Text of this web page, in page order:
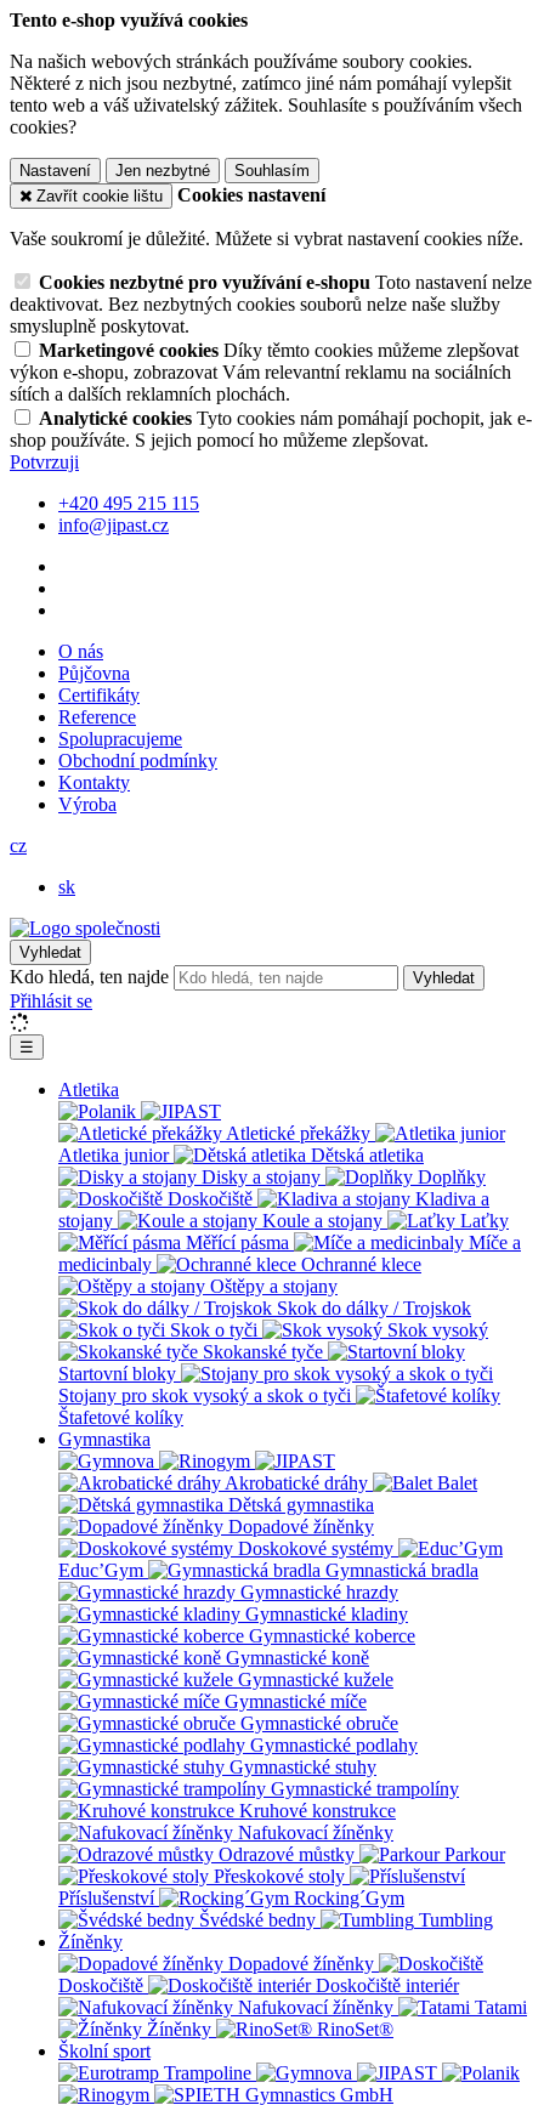
Tento e-shop využívá cookies
Na našich webových stránkách používáme soubory cookies.
Některé z nich jsou nezbytné, zatímco jiné nám pomáhají vylepšit
tento web a váš uživatelský zážitek. Souhlasíte s používáním všech
cookies?
Nastavení Jen nezbytné
Souhlasím
Zavřít cookie lištu
Cookies nastavení
Vaše soukromí je důležité. Můžete si vybrat nastavení cookies níže.
Cookies nezbytné pro využívání e-shopu Toto nastavení nelze
deaktivovat. Bez nezbytných cookies souborů nelze naše služby
smysluplně poskytovat.
Marketingové cookies Díky těmto cookies můžeme zlepšovat
výkon e-shopu, zobrazovat Vám relevantní reklamu na sociálních
sítích a dalších reklamních plochách.
Analytické cookies Tyto cookies nám pomáhají pochopit, jak e-
shop používáte. S jejich pomocí ho můžeme zlepšovat.
Potvrzuji
+420 495 215 115
info@jipast.cz
O nás
Půjčovna
Certifikáty
Reference
Spolupracujeme
Obchodní podmínky
Kontakty
Výroba
cz
sk
Vyhledat
Kdo hledá, ten najde Vyhledat
Přihlásit se
☰
Atletika
Atletické překážky
Atletika junior
Dětská atletika
Disky a stojany
Doplňky
Doskočiště
Kladiva a
stojany
Koule a stojany
Laťky
Měřící pásma
Míče a
medicinbaly
Ochranné klece
Oštěpy a stojany
Skok do dálky / Trojskok
Skok o tyči
Skok vysoký
Skokanské tyče
Startovní bloky
Stojany pro skok vysoký a skok o tyči
Štafetové kolíky
Gymnastika
Akrobatické dráhy
Balet
Dětská gymnastika
Dopadové žíněnky
Doskokové systémy
Educ’Gym
Gymnastická bradla
Gymnastické hrazdy
Gymnastické kladiny
Gymnastické koberce
Gymnastické koně
Gymnastické kužele
Gymnastické míče
Gymnastické obruče
Gymnastické podlahy
Gymnastické stuhy
Gymnastické trampolíny
Kruhové konstrukce
Nafukovací žíněnky
Odrazové můstky
Parkour
Přeskokové stoly
Příslušenství
Rocking´Gym
Švédské bedny
Tumbling
Žíněnky
Dopadové žíněnky
Doskočiště
Doskočiště interiér
Nafukovací žíněnky
Tatami
Žíněnky
RinoSet®
Školní sport